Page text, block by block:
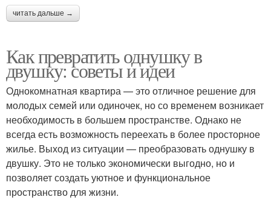
читать дальше →
Как превратить однушку в
двушку: советы и идеи
Однокомнатная квартира — это отличное решение для
молодых семей или одиночек, но со временем возникает
необходимость в большем пространстве. Однако не
всегда есть возможность переехать в более просторное
жилье. Выход из ситуации — преобразовать однушку в
двушку. Это не только экономически выгодно, но и
позволяет создать уютное и функциональное
пространство для жизни.